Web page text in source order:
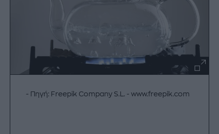
Πηγή: Freepik Company S.L. - www.freepik.com